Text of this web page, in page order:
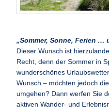
„Sommer, Sonne, Ferien …
Dieser Wunsch ist
Recht, denn der Sommer in
wunderschönes
Wunsch – möchten jedoch
umgehen? Dann werfen Sie
aktiven Wander- und